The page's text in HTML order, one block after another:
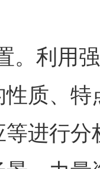
利用强
质、
进行